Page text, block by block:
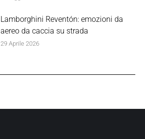
Lamborghini Reventón: emozioni da
aereo da caccia su strada
29 Aprile 2026